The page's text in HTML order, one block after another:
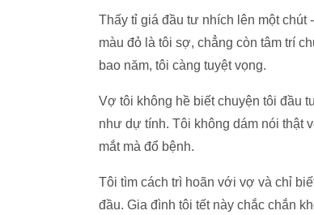
Thấy tỉ giá đầu tư nhích lên một chút
màu đỏ là tôi sợ, chẳng còn tâm trí
bao năm, tôi càng tuyệt vọng.
Vợ tôi không hề biết chuyện tôi đầu
như dự tính. Tôi không dám nói thật
mắt mà đổ bệnh.
Tôi tìm cách trì hoãn với vợ và chỉ
đầu. Gia đình tôi tết này chắc chắn